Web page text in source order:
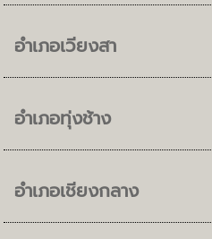
อำเภอเวียงสา
อำเภอทุ่งช้าง
อำเภอเชียงกลาง